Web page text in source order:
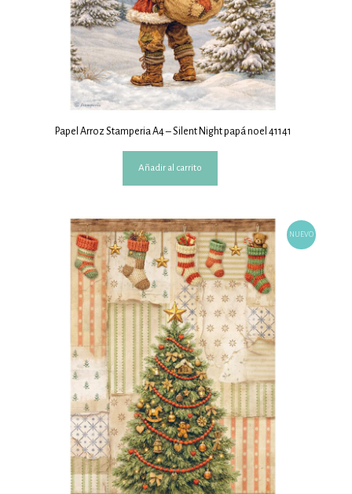
Papel Arroz Stamperia A4 – Silent Night papá noel 41141
Añadir al carrito
NUEVO